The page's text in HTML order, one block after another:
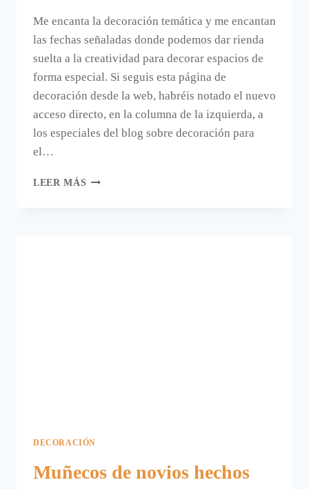
Me encanta la decoración temática y me encantan
las fechas señaladas donde podemos dar rienda
suelta a la creatividad para decorar espacios de
forma especial. Si seguis esta página de
decoración desde la web, habréis notado el nuevo
acceso directo, en la columna de la izquierda, a
los especiales del blog sobre decoración para
el…
LEER MÁS ATRÉVETE
DECORACIÓN
Muñecos de novios hechos